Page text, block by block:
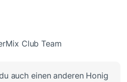
Club Team
auch einen anderen Honig